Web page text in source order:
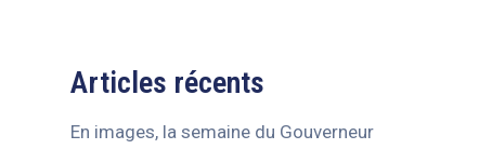
Articles récents
En images, la semaine du Gouverneur